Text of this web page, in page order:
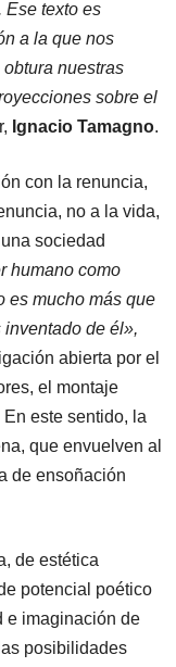
Ese texto es
a la que nos
nuestras
sobre el
Ignacio Tamagno.
con la renuncia,
no a la vida,
sociedad
humano como
es mucho más que
de él»,
abierta por el
el montaje
este sentido, la
que envuelven al
de ensoñación
de estética
potencial poético
e imaginación de
posibilidades